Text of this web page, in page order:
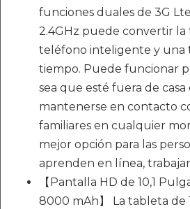
funciones duales de 3G
2.4GHz puede convertir
teléfono inteligente y una
tiempo. Puede funcionar
sea que esté fuera de casa
mantenerse en contacto
familiares en cualquier
mejor opción para las
aprenden en línea,
【Pantalla HD de 10,1
8000 mAh】 La tableta de